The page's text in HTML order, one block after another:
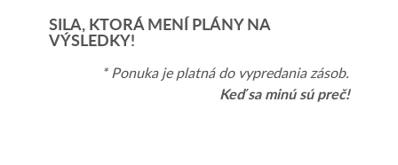
SILA, KTORÁ MENÍ PLÁNY NA
VÝSLEDKY!
* Ponuka je platná do vypredania zásob.
Keď sa minú sú preč!